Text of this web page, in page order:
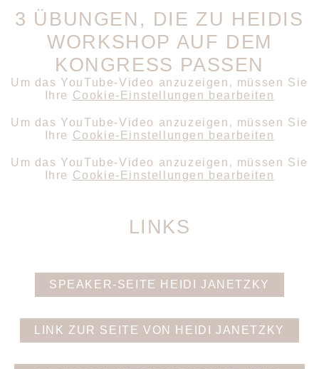
3 ÜBUNGEN, DIE ZU HEIDIS
WORKSHOP AUF DEM
KONGRESS PASSEN
Um das YouTube-Video anzuzeigen, müssen Sie
Ihre Cookie-Einstellungen bearbeiten
Um das YouTube-Video anzuzeigen, müssen Sie
Ihre Cookie-Einstellungen bearbeiten
Um das YouTube-Video anzuzeigen, müssen Sie
Ihre Cookie-Einstellungen bearbeiten
LINKS
SPEAKER-SEITE HEIDI JANETZKY
LINK ZUR SEITE VON HEIDI JANETZKY